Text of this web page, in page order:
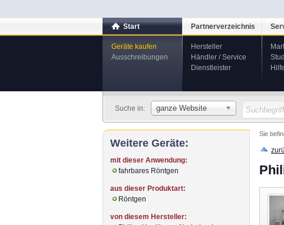
Start
Geräte kaufen
Ausschreibungen
Partnerverzeichnis
Hersteller
Händler / Service
Dienstleister
Hilfe
Suche in: ganze Website
Sie
Weitere Geräte:
mit dieser Anwendung:
fahrbares Röntgen
aus dieser Produktart:
Röntgen
von diesem Hersteller: